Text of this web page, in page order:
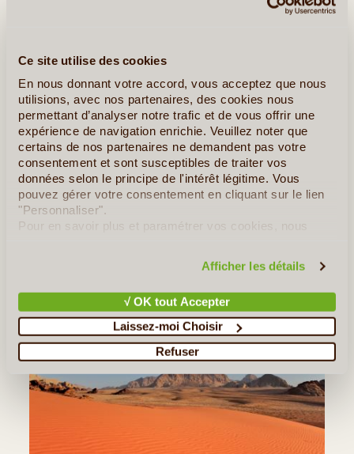
Ce site utilise des cookies
En nous donnant votre accord, vous acceptez que nous
utilisions, avec nos partenaires, des cookies nous
permettant d’analyser notre trafic et de vous offrir une
expérience de navigation enrichie. Veuillez noter que
certains de nos partenaires ne demandent pas votre
consentement et sont susceptibles de traiter vos
données selon le principe de l'intérêt légitime. Vous
pouvez gérer votre consentement en cliquant sur le lien
"Personnaliser".
Pour en savoir plus et paramétrer vos cookies, nous
Afficher les détails
√ OK tout Accepter
Laissez-moi Choisir
Refuser
ouest de la Jordanie, dont elle est la capitale. Cette ville
Lire la suite ≻
Balade au Gré des Wadis
De Châteaux en Châteaux dans le Désert Jordanien
Quelques Idées de Voyages en Jordanie
Escapade à Petra et au Wadi Rum